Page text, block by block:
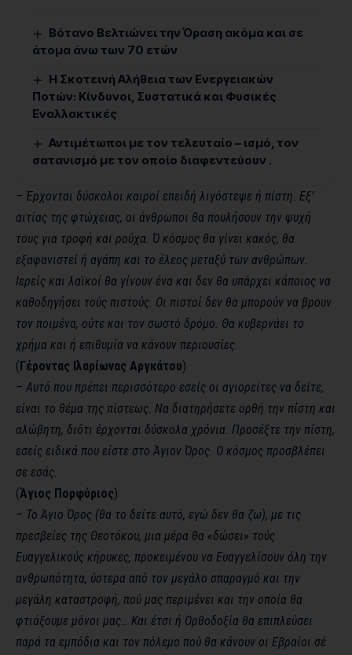
Βότανο Βελτιώνει την Όραση ακόμα και σε
άτομα άνω των 70 ετών
Η Σκοτεινή Αλήθεια των Ενεργειακών
Ποτών: Κίνδυνοι, Συστατικά και Φυσικές
Εναλλακτικές
Αντιμέτωποι με τον τελευταίο – ισμό, τον
σατανισμό με τον οποίο διαφεντεύουν .
– Έρχονται δύσκολοι καιροί επειδή λιγόστεψε ή πίστη. Εξ’
αιτίας της φτώχειας, οι άνθρωποι θα πουλήσουν την ψυχή
τους για τροφή και ρούχα. Ό κόσμος θα γίνει κακός, θα
εξαφανιστεί ή αγάπη και το έλεος μεταξύ των ανθρώπων.
Ιερείς και λαϊκοί θα γίνουν ένα και δεν θα υπάρχει κάποιος να
καθοδηγήσει τούς πιστούς. Οι πιστοί δεν θα μπορούν να βρουν
τον ποιμένα, ούτε και τον σωστό δρόμο. Θα κυβερνάει το
χρήμα και ή επιθυμία να κάνουν περιουσίες.
( Γέροντας Ιλαρίωνας Αργκάτου)
– Αυτό που πρέπει περισσότερο εσείς οι αγιορείτες να δείτε,
είναι το θέμα της πίστεως. Να διατηρήσετε ορθή την πίστη και
αλώβητη, διότι έρχονται δύσκολα χρόνια. Προσέξτε την πίστη,
εσείς ειδικά που είστε στο Άγιον Όρος. Ο κόσμος προσβλέπει
σε εσάς.
(Άγιος Πορφύριος)
– Το Άγιο Όρος (θα το δείτε αυτό, εγώ δεν θα ζω), με τις
πρεσβείες της Θεοτόκου, μια μέρα θα «δώσει» τούς
Ευαγγελικούς κήρυκες, προκειμένου να Ευαγγελίσουν όλη την
ανθρωπότητα, ύστερα από τον μεγάλο σπαραγμό και την
μεγάλη καταστροφή, πού μας περιμένει και την οποία θα
φτιάξουμε μόνοι μας… Και έτσι ή Ορθοδοξία θα επιπλεύσει
παρά τα εμπόδια και τον πόλεμο πού θα κάνουν οι Εβραίοι σέ